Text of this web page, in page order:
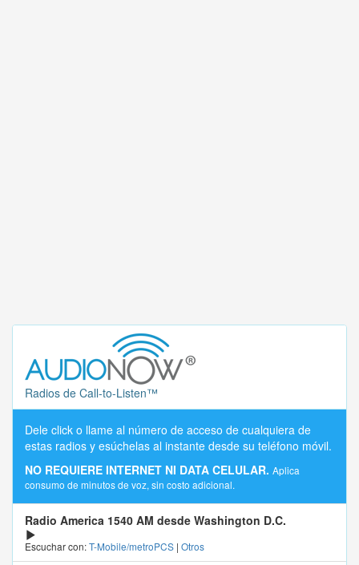
Radios de Call-to-Listen™
Dele click o llame al número de acceso de cualquiera de
estas radios y esúchelas al instante desde su teléfono móvil.
NO REQUIERE INTERNET NI DATA CELULAR. Aplica
consumo de minutos de voz, sin costo adicional.
Radio America 1540 AM desde Washington D.C.
Escuchar con:T-Mobile/metroPCS | Otros